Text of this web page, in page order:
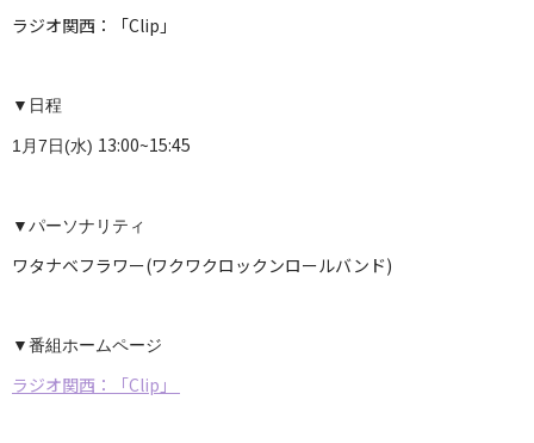
ラジオ関西：「Clip」
▼日程
1月7日(水) 13:00~15:45
▼パーソナリティ
ワタナベフラワー(ワクワクロックンロールバンド)
▼番組ホームページ
ラジオ関西：「Clip」